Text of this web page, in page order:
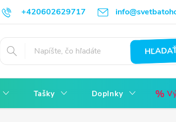
+420602629717
Všetko o Nákupu Napíšte nám Reklamácia
Tašky Doplnky